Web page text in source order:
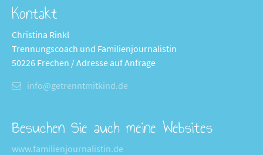
Kontakt
Christina Rinkl
Trennungscoach und Familienjournalistin
50226 Frechen / Adresse auf Anfrage
info@getrenntmitkind.de
Besuchen Sie auch meine Websites
www.familienjournalistin.de